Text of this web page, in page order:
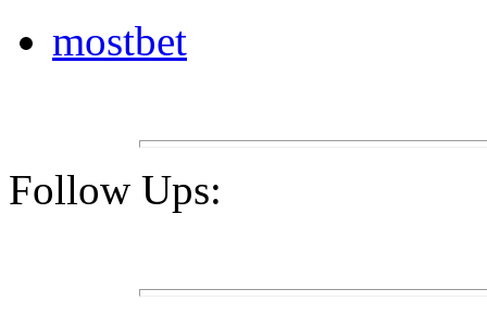
mostbet
Follow Ups: